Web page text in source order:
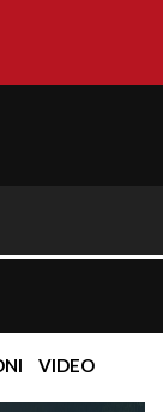
VIDEO